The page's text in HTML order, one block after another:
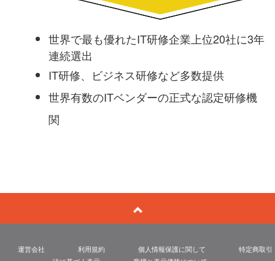
世界で最も優れたIT研修企業上位20社に3年
連続選出
IT研修、ビジネス研修など多数提供
世界有数のITベンダーの正式な認定研修機
関
運営会社 利用規約 個人情報保護に関して
特定商取引